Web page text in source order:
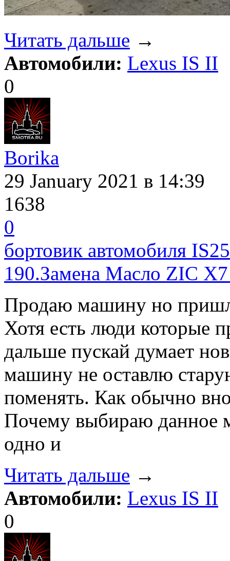
Читать дальше →
Автомобили: Lexus IS II
0
Borika
29 January 2021 в 14:39
1638
0
бортовик автомобиля
190.Замена Mасло ZIC
Продаю машину но
Хотя есть люди которые
дальше пускай думает
машину не оставлю
поменять. Как обычно
Почему выбираю данное
одно и
Читать дальше →
Автомобили: Lexus IS II
0